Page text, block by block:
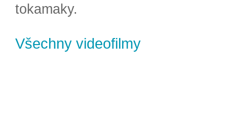
tokamaky.
Všechny videofilmy